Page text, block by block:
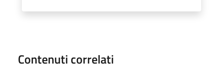
Contenuti correlati